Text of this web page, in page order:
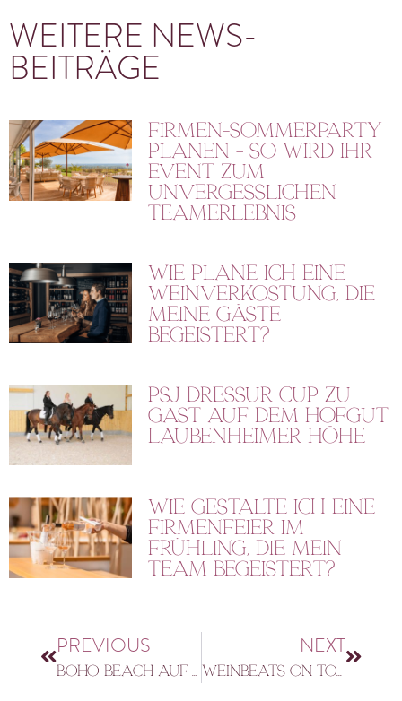
WEITERE NEWS-
BEITRÄGE
Firmen-Sommerparty
planen – So wird Ihr
Event zum
unvergesslichen
Teamerlebnis
Wie plane ich eine
Weinverkostung, die
meine Gäste
begeistert?
PSJ Dressur Cup zu
Gast auf dem Hofgut
Laubenheimer Höhe
Wie gestalte ich eine
Firmenfeier im
Frühling, die mein
Team begeistert?
PREVIOUS
Boho-Beach auf dem Hofgut
NEXT
Weinbeats on Tour